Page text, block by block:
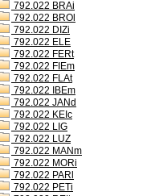
792.022 BRAi
792.022 BROl
792.022 DIZi
792.022 ELE
792.022 FERt
792.022 FIEm
792.022 FLAt
792.022 IBEm
792.022 JANd
792.022 KEIc
792.022 LIG
792.022 LUZ
792.022 MANm
792.022 MORi
792.022 PARl
792.022 PETi